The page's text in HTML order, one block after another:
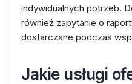
indywidualnych potrzeb.
również zapytanie o
dostarczane podczas
Jakie usługi